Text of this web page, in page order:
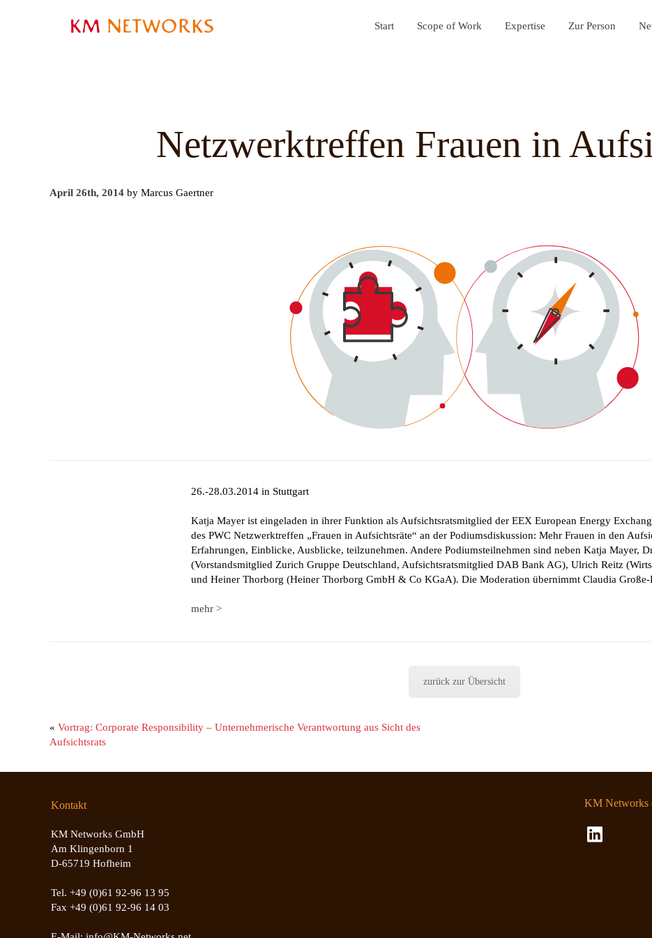
Start Scope of Work Expertise Zur Person
Netzwerktreffen Frauen in
April 26th, 2014 by Marcus Gaertner
26.-28.03.2014 in Stuttgart
Katja Mayer ist eingeladen in ihrer Funktion als Aufsichtsratsmitglied der EEX European Energy
des PWC Netzwerktreffen „Frauen in Aufsichtsräte“ an der Podiumsdiskussion: Mehr Frauen in den
Erfahrungen, Einblicke, Ausblicke, teilzunehmen. Andere Podiumsteilnehmen sind neben Katja Mayer,
(Vorstandsmitglied Zurich Gruppe Deutschland, Aufsichtsratsmitglied DAB Bank AG), Ulrich Reitz
und Heiner Thorborg (Heiner Thorborg GmbH & Co KGaA). Die Moderation übernimmt Claudia
mehr >
zurück zur Übersicht
« Vortrag: Corporate Responsibility – Unternehmerische Verantwortung aus Sicht des
Aufsichtsrats
KM Networks
Kontakt
KM Networks GmbH
Am Klingenborn 1
D-65719 Hofheim
Tel. +49 (0)61 92-96 13 95
Fax +49 (0)61 92-96 14 03